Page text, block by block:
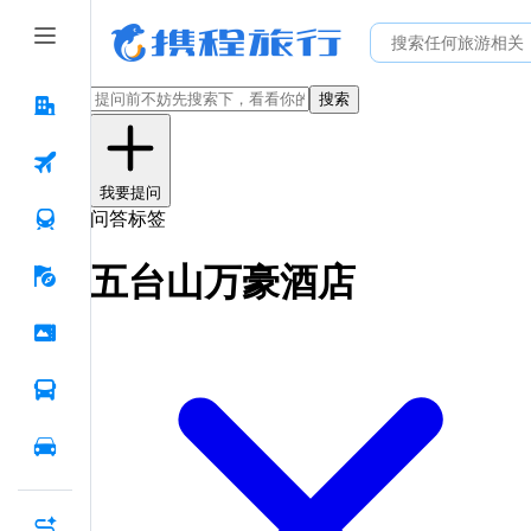
搜索
我要提问
问答标签
五台山万豪酒店